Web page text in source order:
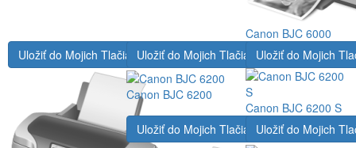
Canon BJC 6000
Uložiť do Mojich TlačiarníUložiť do Mojich Tlačiarní
Canon BJC 6200
Uložiť do Mojich
Canon BJC 6200 S
Uložiť do Mojich TlačiarníUložiť do Mojich